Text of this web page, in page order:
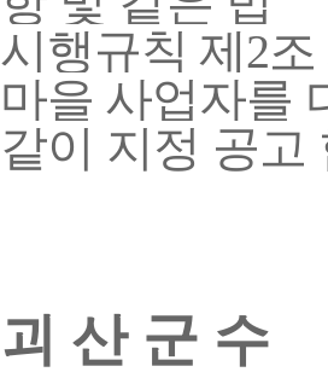
시행규칙 제2조
마을 사업자를
같이 지정 공고
괴 산 군 수